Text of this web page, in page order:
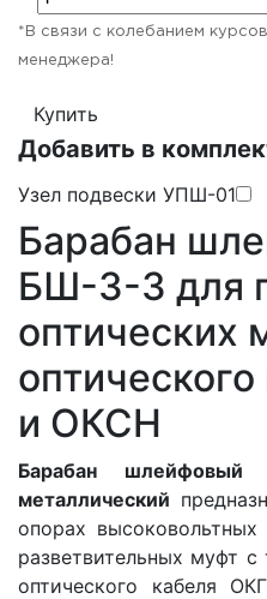
*В связи с колебанием
менеджера!
Купить
Добавить в
Узел подвески УПШ-01
Барабан
БШ-3-3 для
оптических
и ОКСН
Барабан
металлический
опорах
разветвительных муфт с
оптического кабеля